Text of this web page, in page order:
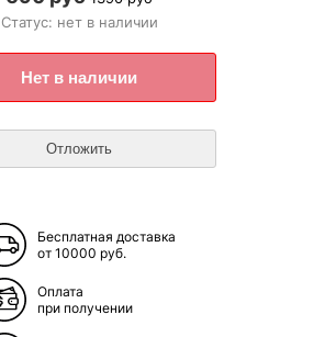
Статус: нет в наличии
Бесплатная доставка
от 10000 руб.
Оплата
при получении